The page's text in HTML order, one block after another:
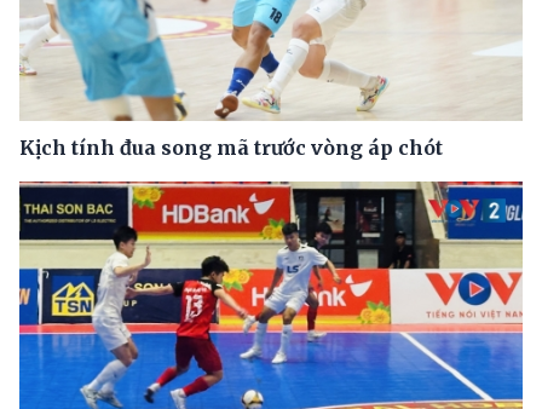
Kịch tính đua song mã trước vòng áp chót